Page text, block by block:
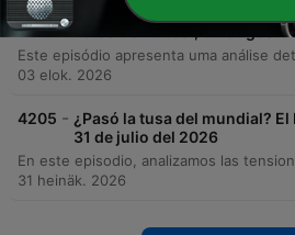
4206 -
¿Qué refuerzos iniciaron
Pulso del Fútbol, 3 de
03 elok. 2026
4205 - ¿Pasó la tusa del mundial?
31 de julio del 2026
31 heinäk. 2026